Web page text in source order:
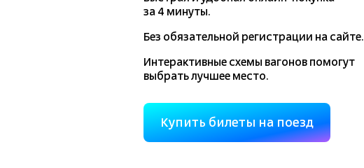
за 4 минуты.
Без обязательной регистрации на сайте.
Интерактивные схемы вагонов помогут
выбрать лучшее место.
Купить билеты на поезд